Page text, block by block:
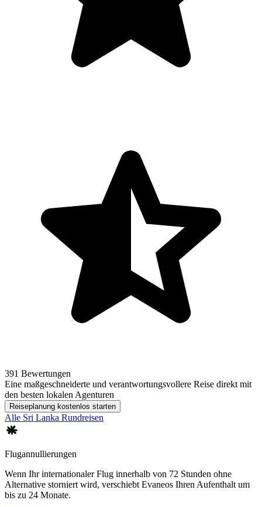
391 Bewertungen
Eine maßgeschneiderte und verantwortungsvollere Reise direkt mit
den besten lokalen Agenturen
Reiseplanung kostenlos starten
Alle Sri Lanka Rundreisen
Flugannullierungen
Wenn Ihr internationaler Flug innerhalb von 72 Stunden ohne
Alternative storniert wird, verschiebt Evaneos Ihren Aufenthalt um
bis zu 24 Monate.